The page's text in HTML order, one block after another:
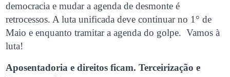
democracia e mudar a agenda de desmonte é
retrocessos. A luta unificada deve continuar no 1° de
Maio e enquanto tramitar a agenda do golpe. Vamos à
luta!
Aposentadoria e direitos ficam. Terceirização e